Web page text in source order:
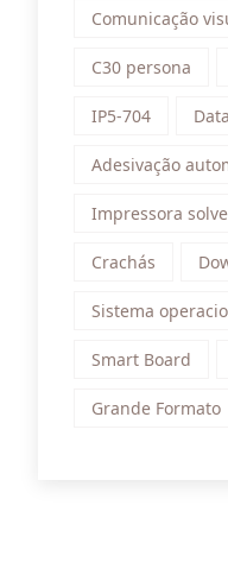
Comunicação
C30 persona
IP5-704
Adesivação
Impressora
Crachás
Sistema
Smart Board
Grande Formato